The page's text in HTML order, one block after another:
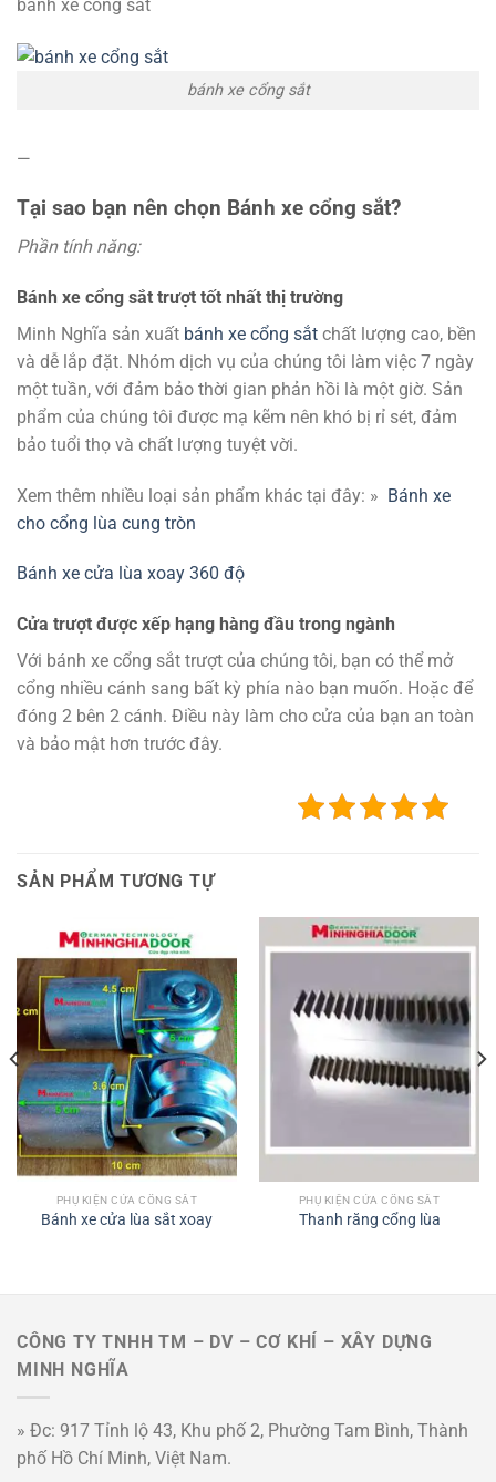
bánh xe cổng sắt
bánh xe cổng sắt
—
Tại sao bạn nên chọn Bánh xe cổng sắt?
Phần tính năng:
Bánh xe cổng sắt trượt tốt nhất thị trường
Minh Nghĩa sản xuất bánh xe cổng sắt chất lượng cao, bền
và dễ lắp đặt. Nhóm dịch vụ của chúng tôi làm việc 7 ngày
một tuần, với đảm bảo thời gian phản hồi là một giờ. Sản
phẩm của chúng tôi được mạ kẽm nên khó bị rỉ sét, đảm
bảo tuổi thọ và chất lượng tuyệt vời.
Xem thêm nhiều loại sản phẩm khác tại đây: » Bánh xe
cho cổng lùa cung tròn
Bánh xe cửa lùa xoay 360 độ
Cửa trượt được xếp hạng hàng đầu trong ngành
Với bánh xe cổng sắt trượt của chúng tôi, bạn có thể mở
cổng nhiều cánh sang bất kỳ phía nào bạn muốn. Hoặc để
đóng 2 bên 2 cánh. Điều này làm cho cửa của bạn an toàn
và bảo mật hơn trước đây.
SẢN PHẨM TƯƠNG TỰ
PHỤ KIỆN CỬA CỔNG SẮT
Bánh xe cửa lùa sắt xoay
PHỤ KIỆN CỬA CỔNG SẮT
Thanh răng cổng lùa
CÔNG TY TNHH TM – DV – CƠ KHÍ – XÂY DỰNG
MINH NGHĨA
» Đc: 917 Tỉnh lộ 43, Khu phố 2, Phường Tam Bình, Thành
phố Hồ Chí Minh, Việt Nam.